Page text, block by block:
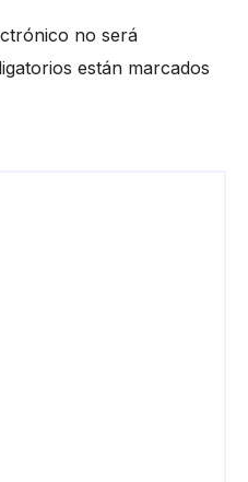
no será
están marcados